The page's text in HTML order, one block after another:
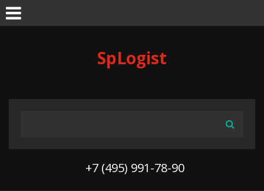
SpLogist
+7 (495) 991-78-90